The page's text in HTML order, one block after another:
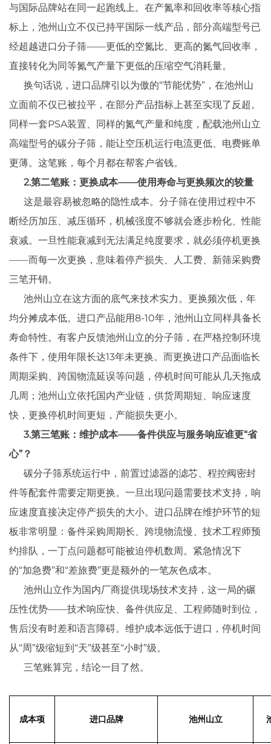
与国际品牌站在同一起跑线上。在产氮率和回收率等核心指
标上，池州山立不仅已持平国际一线产品，部分高端型号已
经超越进口分子筛——更低的空氮比、更高的氮气回收率，
直接转化为同等氮气产量下更低的压缩空气消耗量。
换句话说，进口品牌引以为傲的“节能优势”，在池州山
立面前不仅已被拉平，在部分产品指标上甚至实现了反超。
同样一套PSA装置、同样的氮气产量和纯度，配载池州山立
高端型号的碳分子筛，能让空压机运行电流更低、电费账单
更薄。这笔账，每个月都在帮客户省钱。
2.第二笔账：更换成本——使用寿命与更换频次的较量
这是最容易被忽略的隐性成本。分子筛在使用过程中不
断经历加压、减压循环，机械强度不够就会逐步粉化、性能
衰减。一旦性能衰减到无法满足纯度要求，就必须停机更换
——而每一次更换，意味着停产损失、人工费、新筛采购费
三笔开销。
池州山立在这方面的底气来技术实力。更换频次低，年
均分摊成本低。进口产品能用8-10年，池州山立同样具备长
寿命特性。有客户反馈池州山立的分子筛，在严格控制环境
条件下，使用年限长达13年未更换。而更换进口产品面临长
周期采购、跨国物流延误等问题，停机时间可能从几天拖成
几周；池州山立依托国内产业链，供货周期短、响应速度
快，更换停机时间更短，产能损失更小。
3.第三笔账：维护成本——备件供应与服务响应谁更“省
心”？
碳分子筛系统运行中，前置过滤器的滤芯、程控阀密封
件等配套件需要定期更换。一旦出现问题需要技术支持，响
应速度直接决定停产损失的大小。进口品牌在维护环节的短
板非常明显：备件采购周期长、跨境物流慢、技术工程师预
约排队，一丁点问题都可能被迫停机数周。紧急情况下
的“加急费”和“差旅费”更是额外的一笔灰色成本。
池州山立作为国内厂商提供现场技术支持，这一局的碾
压性优势——技术响应快、备件供应足、工程师随时到位，
售后没有时差和语言障碍。维护成本远低于进口，停机时间
从“周”级缩短到“天”级甚至“小时”级。
三笔账算完，结论一目了然。
成本项 进口品牌 池州山立